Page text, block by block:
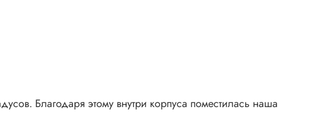
Благодаря этому внутри корпуса поместилась наша